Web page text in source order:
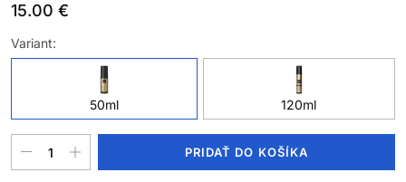
15.00 €
Variant:
50ml 120ml
PRIDAŤ DO KOŠÍKA